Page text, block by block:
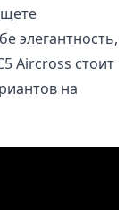
элегантность,
Aircross стоит
на